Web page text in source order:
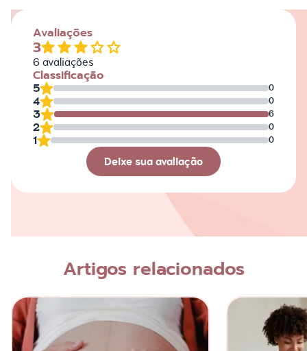
Avaliações
3
6avaliações
Classificação
5 0
4 0
3 6
2 0
1 0
Deixe sua avaliação
Escreva a sua opinião
Artigos relacionados